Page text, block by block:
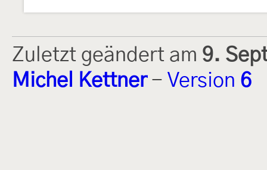
Zuletzt geändert am 9.
Michel Kettner- Version 6